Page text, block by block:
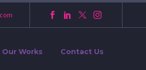
Our Works Contact Us